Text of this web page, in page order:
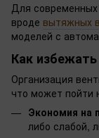
Для
вроде вытяжных
моделей с
Как
Организация
что может пойти
Экономия на
либо слабой,